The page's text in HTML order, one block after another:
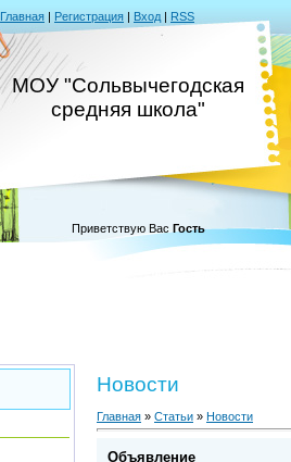
Главная | Регистрация | Вход | RSS
МОУ "Сольвычегодская
средняя школа"
Приветствую Вас Гость
Новости
Главная » Статьи » Новости
Объявление